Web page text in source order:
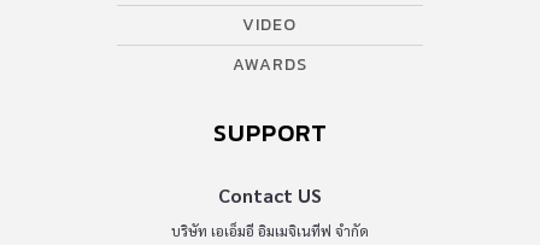
VIDEO
AWARDS
SUPPORT
Contact US
บริษัท เอเอ็มอี อิมเมจิเนทีฟ จำกัด